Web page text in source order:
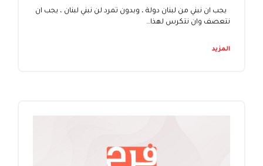
يجب ان نبني من لبنان دولة ، وبدون تمرد لن نبني لبنان ، يجب ان
نتعصف وان نتكرس لهذا…
المزيد